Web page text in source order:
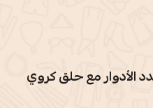
الأدوار مع حلق كروي